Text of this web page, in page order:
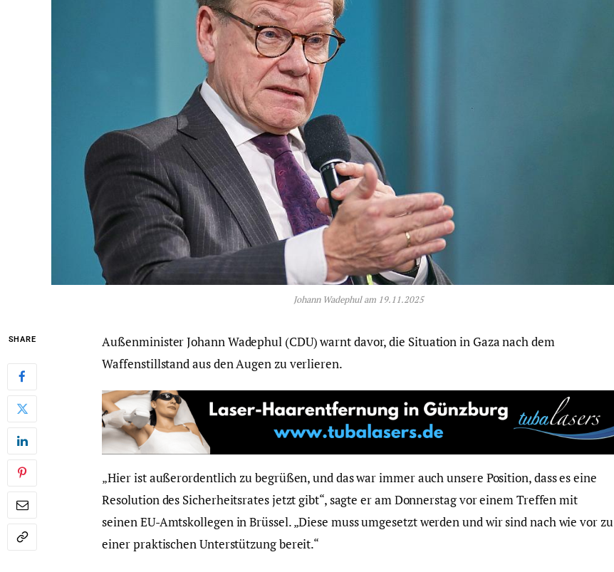
Johann Wadephul am 19.11.2025
SHARE
Außenminister Johann Wadephul (CDU) warnt davor, die Situation in Gaza nach dem
Waffenstillstand aus den Augen zu verlieren.
„Hier ist außerordentlich zu begrüßen, und das war immer auch unsere Position, dass es eine
Resolution des Sicherheitsrates jetzt gibt“, sagte er am Donnerstag vor einem Treffen mit
seinen EU-Amtskollegen in Brüssel. „Diese muss umgesetzt werden und wir sind nach wie vor zu
einer praktischen Unterstützung bereit.“